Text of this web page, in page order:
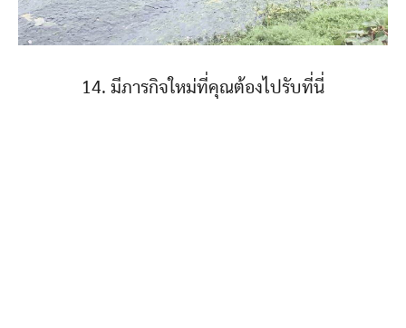
14. มีภารกิจใหม่ที่คุณต้องไปรับที่นี่